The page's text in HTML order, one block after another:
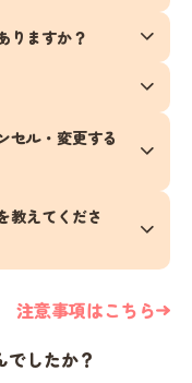
りますか？
セル・変更する
教えてくださ
注意事項はこちら
したか？